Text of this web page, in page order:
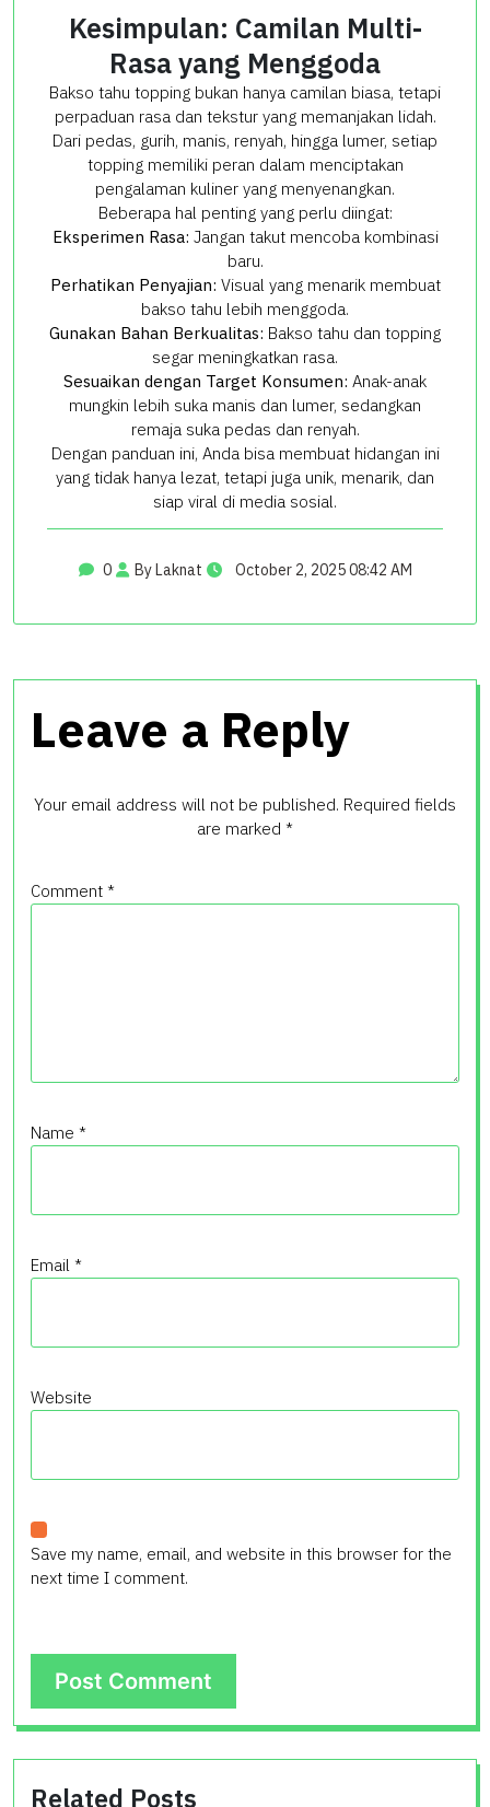
Kesimpulan: Camilan Multi-
Rasa yang Menggoda
Bakso tahu topping bukan hanya camilan biasa, tetapi
perpaduan rasa dan tekstur yang memanjakan lidah.
Dari pedas, gurih, manis, renyah, hingga lumer, setiap
topping memiliki peran dalam menciptakan
pengalaman kuliner yang menyenangkan.
Beberapa hal penting yang perlu diingat:
Eksperimen Rasa: Jangan takut mencoba kombinasi
baru.
Perhatikan Penyajian: Visual yang menarik membuat
bakso tahu lebih menggoda.
Gunakan Bahan Berkualitas: Bakso tahu dan topping
segar meningkatkan rasa.
Sesuaikan dengan Target Konsumen: Anak-anak
mungkin lebih suka manis dan lumer, sedangkan
remaja suka pedas dan renyah.
Dengan panduan ini, Anda bisa membuat hidangan ini
yang tidak hanya lezat, tetapi juga unik, menarik, dan
siap viral di media sosial.
0 By Laknat October 2, 2025 08:42 AM
Leave a Reply
Your email address will not be published. Required fields
are marked *
Comment *
Name *
Email *
Website
Save my name, email, and website in this browser for the
next time I comment.
Related Posts